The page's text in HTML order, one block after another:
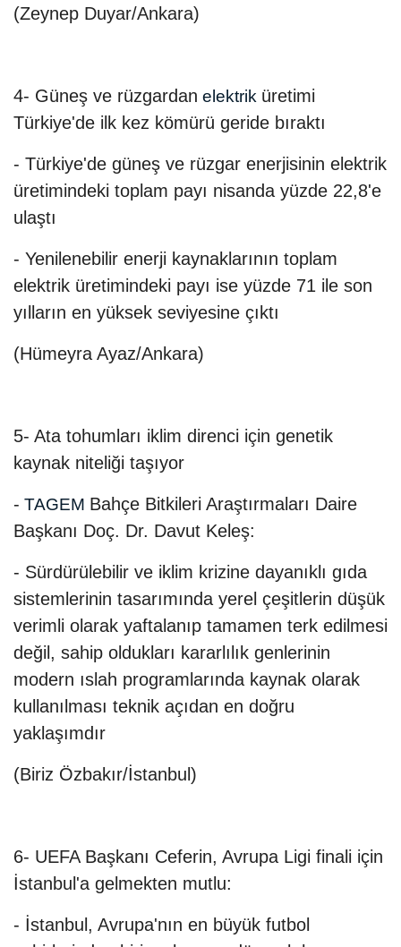
(Zeynep Duyar/Ankara)
4- Güneş ve rüzgardan elektrik üretimi
Türkiye'de ilk kez kömürü geride bıraktı
- Türkiye'de güneş ve rüzgar enerjisinin elektrik
üretimindeki toplam payı nisanda yüzde 22,8'e
ulaştı
- Yenilenebilir enerji kaynaklarının toplam
elektrik üretimindeki payı ise yüzde 71 ile son
yılların en yüksek seviyesine çıktı
(Hümeyra Ayaz/Ankara)
5- Ata tohumları iklim direnci için genetik
kaynak niteliği taşıyor
- TAGEM Bahçe Bitkileri Araştırmaları Daire
Başkanı Doç. Dr. Davut Keleş:
- Sürdürülebilir ve iklim krizine dayanıklı gıda
sistemlerinin tasarımında yerel çeşitlerin düşük
verimli olarak yaftalanıp tamamen terk edilmesi
değil, sahip oldukları kararlılık genlerinin
modern ıslah programlarında kaynak olarak
kullanılması teknik açıdan en doğru
yaklaşımdır
(Biriz Özbakır/İstanbul)
6- UEFA Başkanı Ceferin, Avrupa Ligi finali için
İstanbul'a gelmekten mutlu:
- İstanbul, Avrupa'nın en büyük futbol